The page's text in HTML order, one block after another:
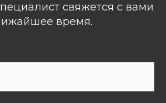
свяжется с вами
время.